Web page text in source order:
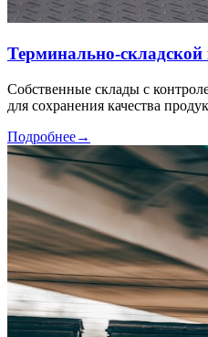
Терминально-складской
Собственные склады с
для сохранения качества
Подробнее→